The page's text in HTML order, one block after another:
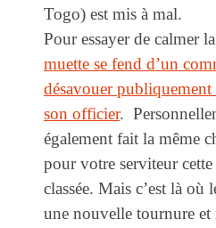
Togo) est mis à mal.
Pour essayer de calmer
muette se fend d’un
désavouer
son officier.
également fait la même
pour votre serviteur
classée. Mais c’est là où
une nouvelle tournure et